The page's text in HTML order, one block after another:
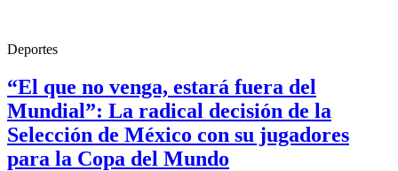
Deportes
“El que no venga, estará fuera del
Mundial”: La radical decisión de la
Selección de México con su jugadores
para la Copa del Mundo